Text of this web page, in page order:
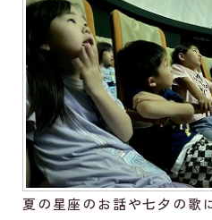
夏の星座のお話や七夕の歌